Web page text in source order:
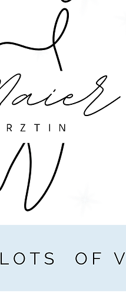
---------
Vertragspartner:
Durch den Kauf
Rechtsanwalt-
Verkäufer dieses
GmbH.
1. Für die von Ihnen
Rechtstexten wird
erwerben generelle
Anpassung
2. Soweit nicht
vereinbart, gilt das
Bei Vertragsschluss
Ansprüche wegen
den Anbieter,
Erfüllungsgehilfen
vorsätzlicher oder